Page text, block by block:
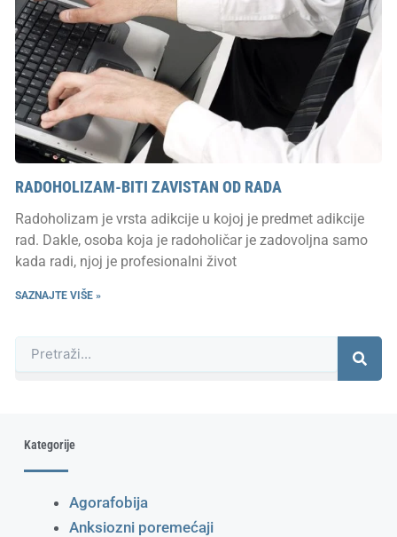
RADOHOLIZAM-BITI ZAVISTAN OD RADA
Radoholizam je vrsta adikcije u kojoj je predmet adikcije
rad. Dakle, osoba koja je radoholičar je zadovoljna samo
kada radi, njoj je profesionalni život
SAZNAJTE VIŠE »
Kategorije
Agorafobija
Anksiozni poremećaji